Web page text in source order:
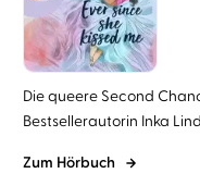
Die queere Second
Bestsellerautorin Inka
Zum Hörbuch